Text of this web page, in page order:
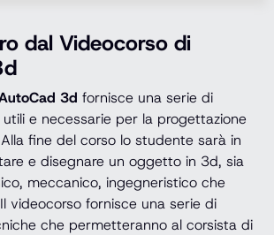
dal Videocorso di
3d fornisce una serie di
e necessarie per la progettazione
fine del corso lo studente sarà in
e disegnare un oggetto in 3d, sia
meccanico, ingegneristico che
videocorso fornisce una serie di
che permetteranno al corsista di